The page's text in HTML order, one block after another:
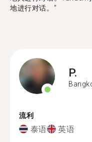
地进行对话。"
P.
流利
泰语 英语